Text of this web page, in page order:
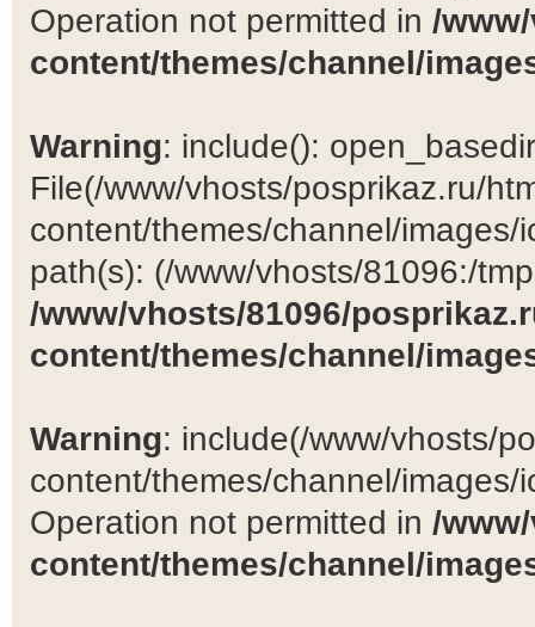
Operation not permitted in /
content/themes/channel/
Warning: include():
File(/www/vhosts/posprikaz.ru/
content/themes/channel/
path(s): (/www/vhosts/81096:/
/www/vhosts/81096/
content/themes/channel/
Warning: include(/www/vhosts/
content/themes/channel/
Operation not permitted in /
content/themes/channel/